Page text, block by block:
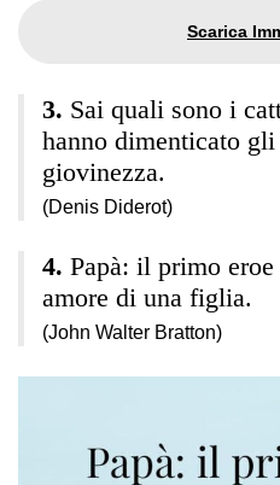
Sai quali sono i
hanno dimenticato
giovinezza.
(Denis Diderot)
Papà: il primo
amore di una figlia.
(John Walter Bratton)